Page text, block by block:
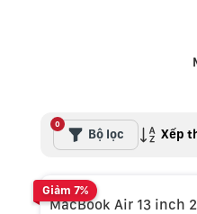
Bộ lọc
0
Xếp
Giảm 7%
MacBook Air 13 inch